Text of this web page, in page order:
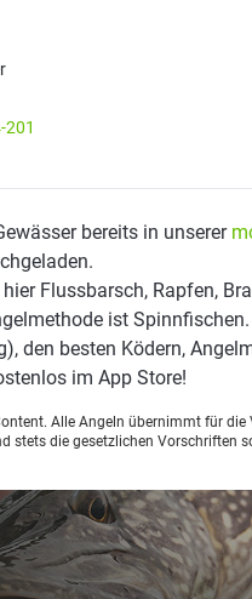
bereits in unserer
Flussbarsch, Rapfen,
ist Spinnfischen.
den besten Ködern,
im App Store!
Alle Angeln übernimmt für
stets die gesetzlichen Vorschriften